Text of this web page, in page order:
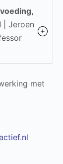
| Jeroen
met